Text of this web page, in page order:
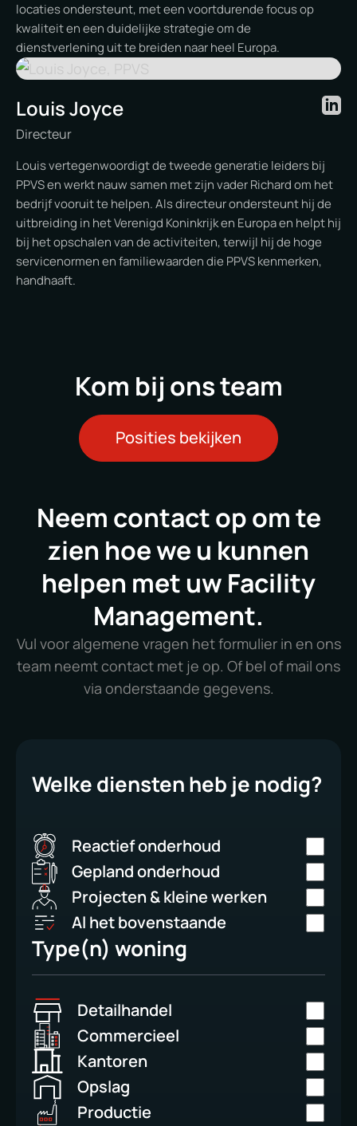
locaties ondersteunt, met een voortdurende focus op
kwaliteit en een duidelijke strategie om de
dienstverlening uit te breiden naar heel Europa.
Louis Joyce
Directeur
Louis vertegenwoordigt de tweede generatie leiders bij
PPVS en werkt nauw samen met zijn vader Richard om het
bedrijf vooruit te helpen. Als directeur ondersteunt hij de
uitbreiding in het Verenigd Koninkrijk en Europa en helpt hij
bij het opschalen van de activiteiten, terwijl hij de hoge
servicenormen en familiewaarden die PPVS kenmerken,
handhaaft.
Kom bij ons team
Posities bekijken
Neem contact op om te
zien hoe we u kunnen
helpen met uw Facility
Management.
Vul voor algemene vragen het formulier in en ons
team neemt contact met je op. Of bel of mail ons
via onderstaande gegevens.
Welke diensten heb je nodig?
Reactief onderhoud
Gepland onderhoud
Projecten & kleine werken
Al het bovenstaande
Type(n) woning
Detailhandel
Commercieel
Kantoren
Opslag
Productie